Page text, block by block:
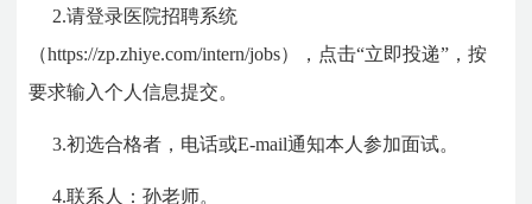
2.请登录医院招聘系统
（https://zp.zhiye.com/intern/jobs），点击“立即投递”，按
要求输入个人信息提交。
3.初选合格者，电话或E-mail通知本人参加面试。
4.联系人：孙老师。